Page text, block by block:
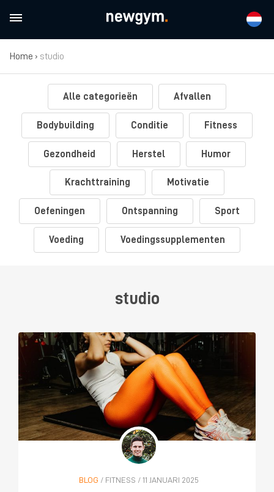
Home › studio
Alle categorieën Afvallen
Bodybuilding Conditie Fitness
Gezondheid Herstel Humor
Krachttraining Motivatie
Oefeningen Ontspanning Sport
Voeding Voedingssupplementen
studio
BLOG / FITNESS / 11 JANUARI 2025